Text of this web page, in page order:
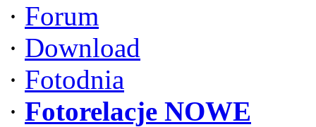
· Forum
· Download
· Fotodnia
· Fotorelacje NOWE